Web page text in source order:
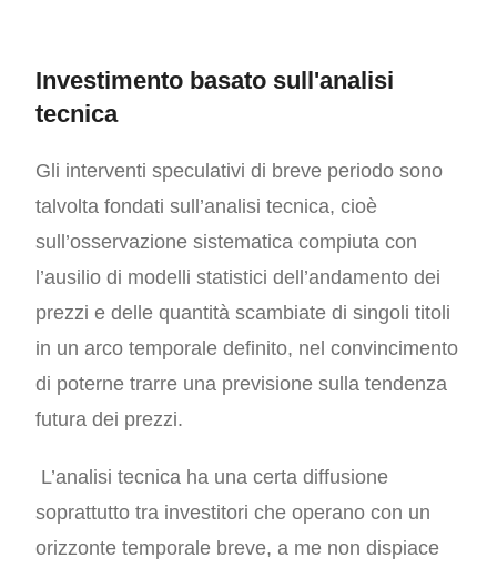
Investimento basato sull'analisi
tecnica
Gli interventi speculativi di breve periodo sono
talvolta fondati sull’analisi tecnica, cioè
sull’osservazione sistematica compiuta con
l’ausilio di modelli statistici dell’andamento dei
prezzi e delle quantità scambiate di singoli titoli
in un arco temporale definito, nel convincimento
di poterne trarre una previsione sulla tendenza
futura dei prezzi.
L’analisi tecnica ha una certa diffusione
soprattutto tra investitori che operano con un
orizzonte temporale breve, a me non dispiace